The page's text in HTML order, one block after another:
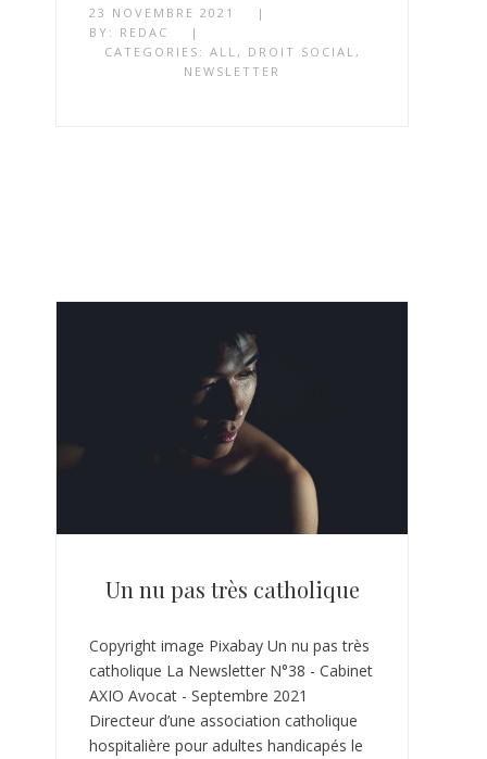
23 NOVEMBRE 2021
|
BY: REDAC
|
CATEGORIES: ALL , DROIT SOCIAL ,
NEWSLETTER
Un nu pas très catholique
Copyright image Pixabay Un nu pas très
catholique La Newsletter N°38 - Cabinet
AXIO Avocat - Septembre 2021
Directeur d’une association catholique
hospitalière pour adultes handicapés le